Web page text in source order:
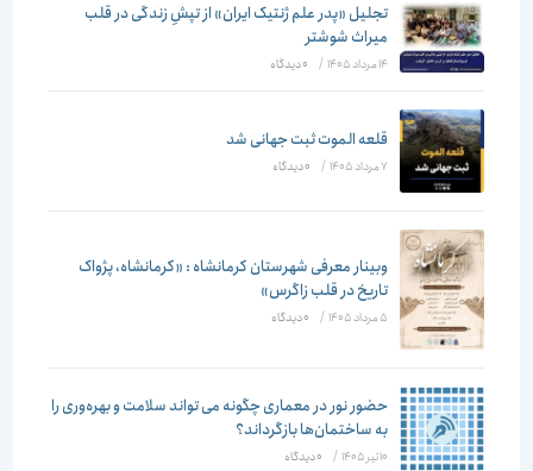
تجلیل «پدر علم ژنتیک ایران» از تپشِ زندگی در قلب
میراث شوشتر
14 مرداد 1405 / ۰ دیدگاه
قلعه الموت ثبت جهانی شد
7 مرداد 1405 / ۰ دیدگاه
وبینار معرفی شهرستان کرمانشاه : «کرمانشاه، پژواک
تاریخ در قلب زاگرس»
5 مرداد 1405 / ۰ دیدگاه
حضور نور در معماری چگونه می تواند سلامت و بهره‌وری را
به ساختمان‌ها بازگرداند؟
10 تیر 1405 / ۰ دیدگاه